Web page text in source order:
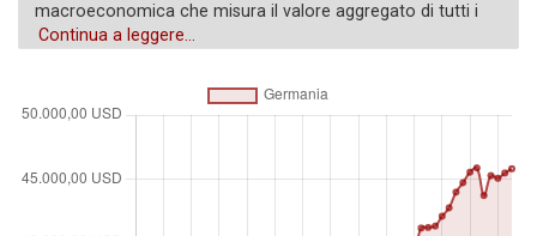
macroeconomica che misura il valore aggregato di tutti i
beni e servizi finali prodotti da fattori posseduti da cittadini
tempo. Si ottiene dal PIL aggiungendovi il reddito percepito
da soggetti residenti nel paese per investimenti all'estero e
Unità di misura
Continua a leggere...